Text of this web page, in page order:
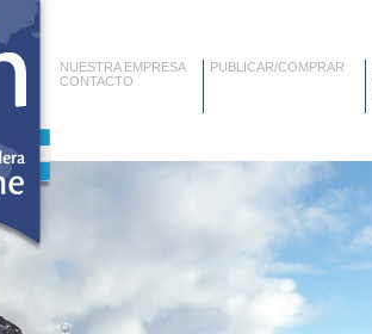
NUESTRA EMPRESA
CONTACTO
PUBLICAR/COMPRAR